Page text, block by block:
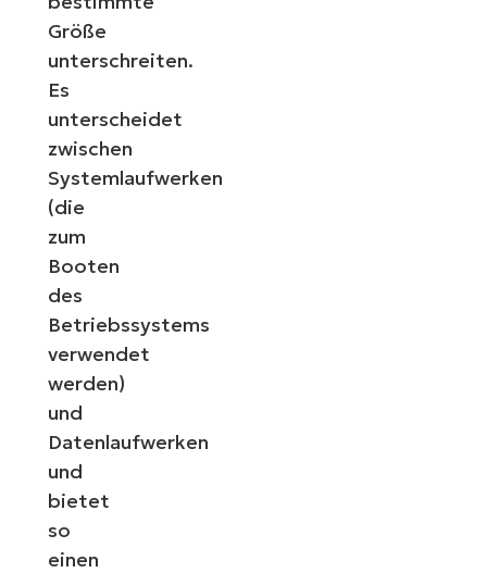
Größe
unterschreiten.
Es
unterscheidet
zwischen
Systemlaufwerken
(die
zum
Booten
des
Betriebssystems
verwendet
werden)
und
Datenlaufwerken
und
bietet
so
einen